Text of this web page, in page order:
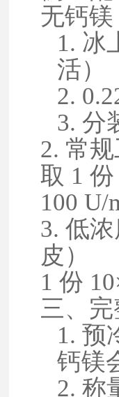
无钙镁
1. 冰
活）
2.
3. 分
2. 常
取 1
100
3. 低
皮）
1 份
三、
1. 预
钙镁
2. 称